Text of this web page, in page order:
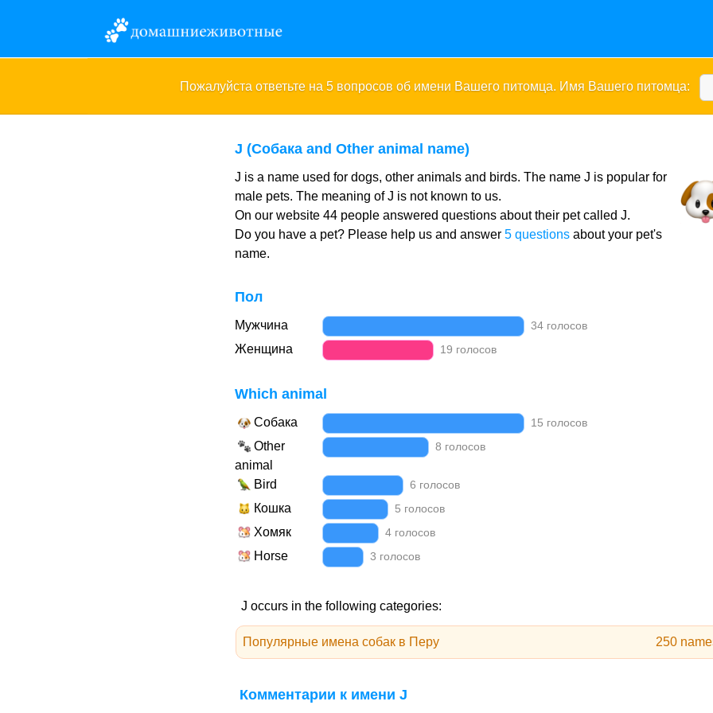
Пожалуйста ответьте на 5 вопросов об имени Вашего питомца. Имя Вашего питомца:
J (Собака and Other animal name)
J is a name used for dogs, other animals and birds. The name J is popular for
male pets. The meaning of J is not known to us.
On our website 44 people answered questions about their pet called J.
Do you have a pet? Please help us and answer 5 questionsabout your pet's
name.
Пол
Мужчина 34 голосов
Женщина 19 голосов
Which animal
Собака 15 голосов
Other
animal
8 голосов
Bird 6 голосов
Кошка 5 голосов
Хомяк 4 голосов
Horse 3 голосов
J occurs in the following categories:
Популярные имена собак в Перу 250
Комментарии к имени J